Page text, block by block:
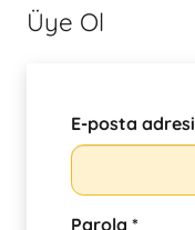
Üye Ol
E-posta adresi
Parola *